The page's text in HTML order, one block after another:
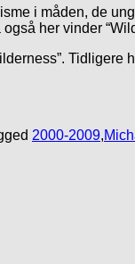
i måden, de
her vinder
Tidligere
2000-2009,